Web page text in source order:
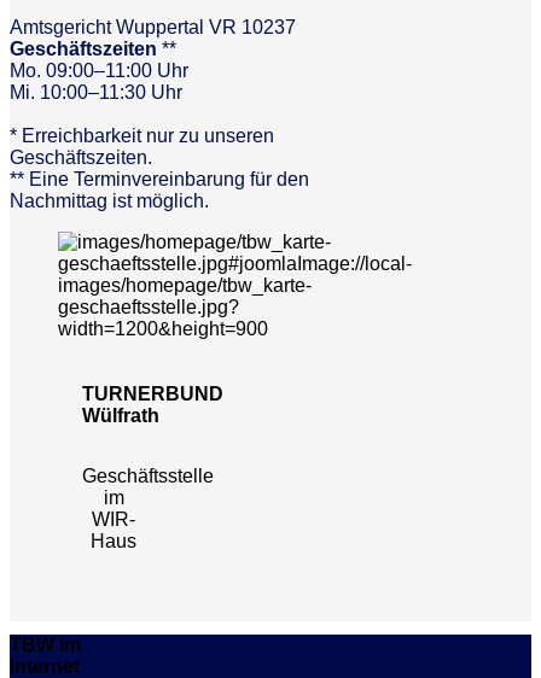
Amtsgericht Wuppertal VR 10237
Geschäftszeiten **
Mo. 09:00–11:00 Uhr
Mi. 10:00–11:30 Uhr
* Erreichbarkeit nur zu unseren
Geschäftszeiten.
** Eine Terminvereinbarung für den
Nachmittag ist möglich.
TURNERBUND
Wülfrath
Geschäftsstelle
im
WIR-
Haus
TBW im
Internet